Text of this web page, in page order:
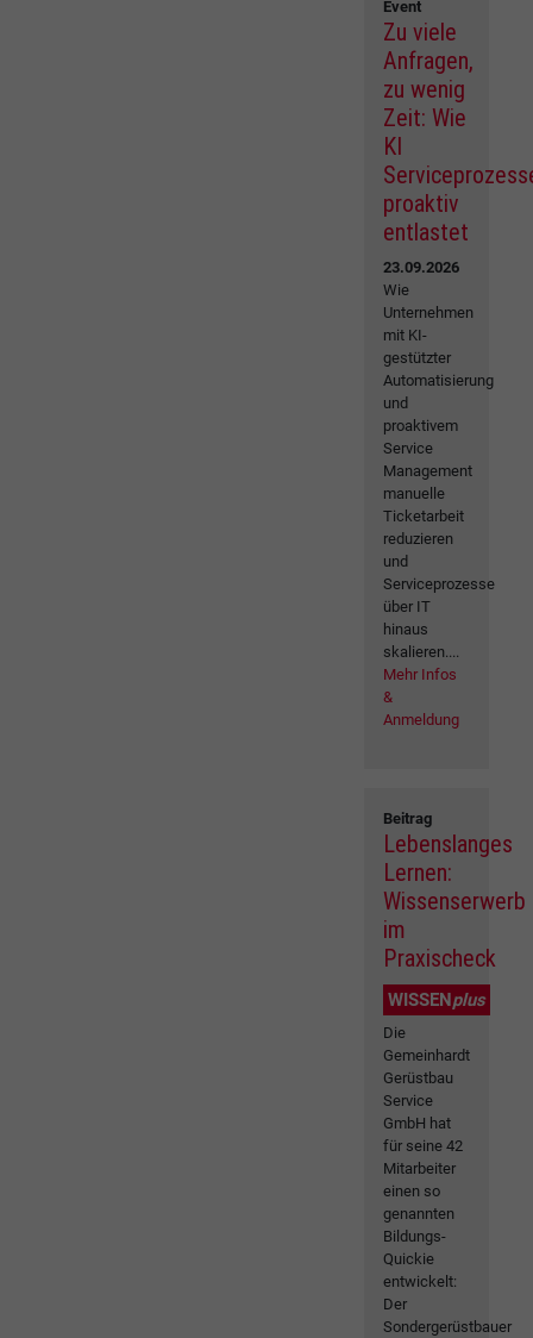
Event
Zu viele
Anfragen,
zu wenig
Zeit: Wie
KI
proaktiv
entlastet
23.09.2026
Wie
Unternehmen
mit KI-
gestützter
Automatisierung
und
proaktivem
Service
Management
manuelle
Ticketarbeit
reduzieren
und
Serviceprozesse
über IT
hinaus
skalieren....
Mehr Infos
&
Anmeldung
Beitrag
Lebenslanges
Lernen:
Wissenserwerb
im
Praxischeck
WISSENplus
Die
Gemeinhardt
Gerüstbau
Service
GmbH hat
für seine 42
Mitarbeiter
einen so
genannten
Bildungs-
Quickie
entwickelt:
Der
Sondergerüstbauer